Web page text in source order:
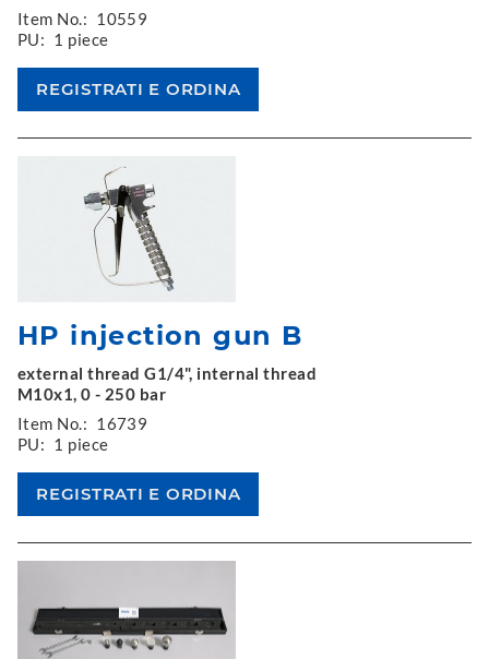
Item No.: 10559
PU: 1 piece
HP injection gun B
external thread G1/4", internal thread
M10x1, 0 - 250 bar
Item No.: 16739
PU: 1 piece